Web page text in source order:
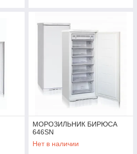
МОРОЗИЛЬНИК БИРЮСА
646SN
Нет в наличии